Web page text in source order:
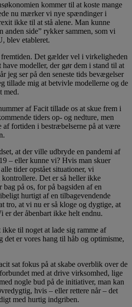
kommer til at koste mange
nu mærker vi nye spændinger i
ikke til at stå alene. Man kunne
anden side” rykker sammen, som vi
blev etableret.
Det gælder vel i virkeligheden
have modeller, der gør dem i stand til at
jeg ser på den seneste tids bevægelser
tillade mig at betvivle modellerne og de
med.
af Facit tillade os at skue frem i
tiders op- og nedture, men
fortiden i bestræbelserne på at være
at der ville udbryde en pandemi af
– eller kunne vi? Hvis man skuer
tider opstået situationer, vi
Det er så heller ikke
på os, for på bagsiden af en
hurtigt af en tilbagevendende
tro, at vi nu er så kloge og dygtige, at
er der åbenbart ikke helt endnu.
ikke til noget at lade sig ramme af
det er vores hang til håb og optimisme,
sat fokus på at skabe overblik over de
med at drive virksomhed, lige
nogle bud på de initiativer, man kan
hvis – eller rettere når – det
med hurtig indgriben.